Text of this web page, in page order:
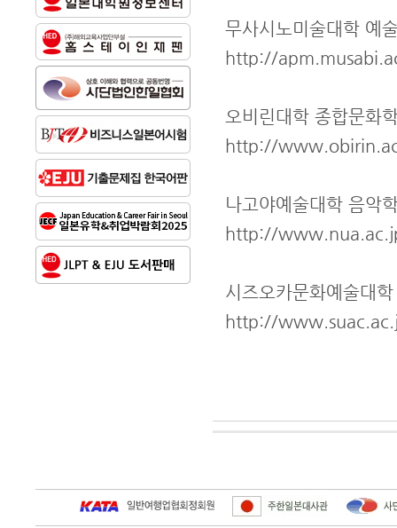
무사시노미술대학 예
http://
오비린대학 종합문화
http://
나고야예술대학 음악
http://
시즈오카문화예술대
http://